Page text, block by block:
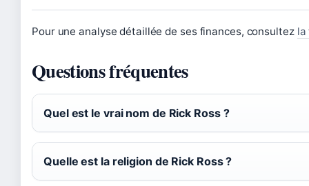
Pour une analyse détaillée de ses finances, consultez la
Questions fréquentes
Quel est le vrai nom de Rick Ross ?
Quelle est la religion de Rick Ross ?